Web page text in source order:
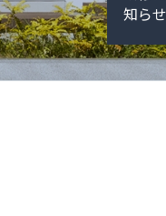
知らせ